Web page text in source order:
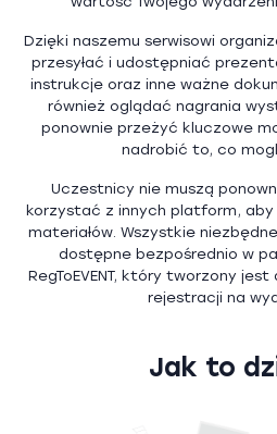
Dzięki naszemu serwisowi
przesyłać i udostępniać
instrukcje oraz inne ważne
również oglądać nagrania
ponownie przeżyć kluczowe
nadrobić to, co
Uczestnicy nie muszą
korzystać z innych platform,
materiałów. Wszystkie
dostępne bezpośrednio w
RegToEVENT, który tworzony
rejestracji na
Jak to